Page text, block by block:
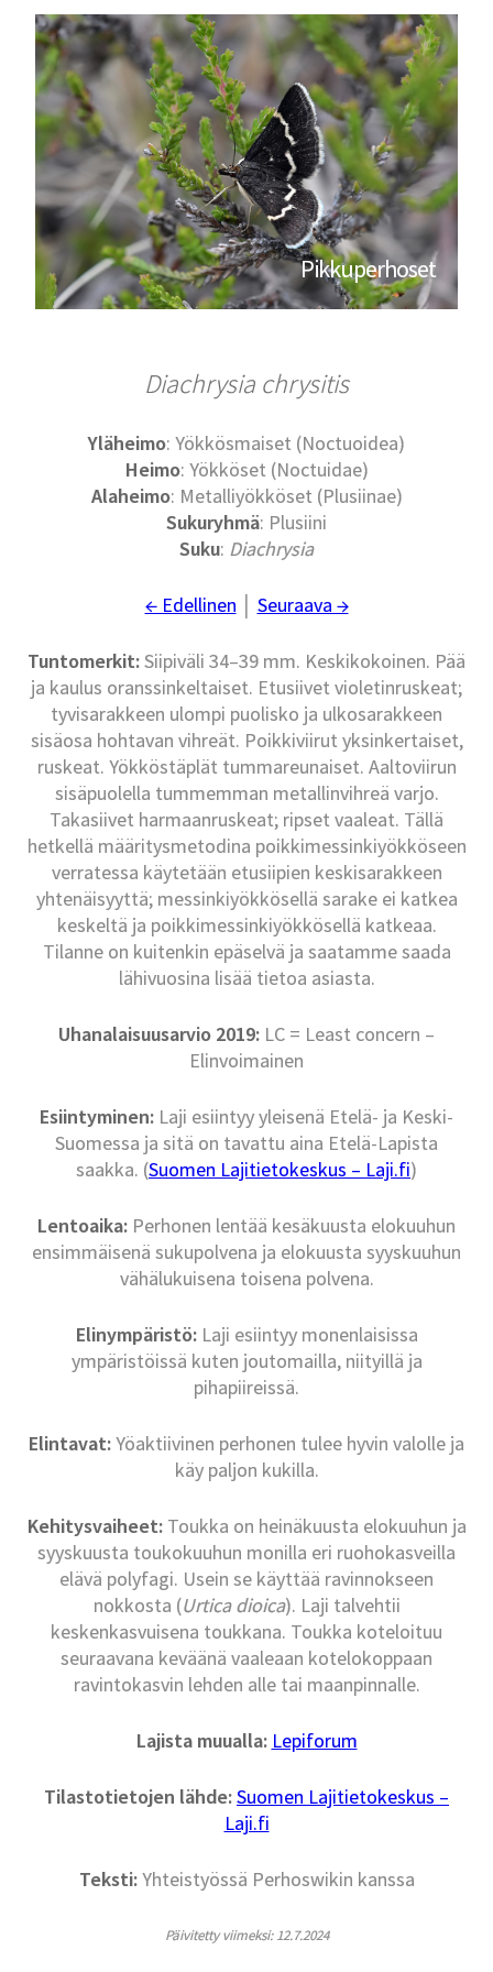
Pikkuperhoset
Diachrysia chrysitis
Yläheimo: Yökkösmaiset (Noctuoidea)
Heimo: Yökköset (Noctuidae)
Alaheimo: Metalliyökköset (Plusiinae)
Sukuryhmä: Plusiini
Suku: Diachrysia
← Edellinen Seuraava →
Tuntomerkit:Siipiväli 34–39 mm. Keskikokoinen. Pää
ja kaulus oranssinkeltaiset. Etusiivet violetinruskeat;
tyvisarakkeen ulompi puolisko ja ulkosarakkeen
sisäosa hohtavan vihreät. Poikkiviirut yksinkertaiset,
ruskeat. Yökköstäplät tummareunaiset. Aaltoviirun
sisäpuolella tummemman metallinvihreä varjo.
Takasiivet harmaanruskeat; ripset vaaleat. Tällä
hetkellä määritysmetodina poikkimessinkiyökköseen
verratessa käytetään etusiipien keskisarakkeen
yhtenäisyyttä; messinkiyökkösellä sarake ei katkea
keskeltä ja poikkimessinkiyökkösellä katkeaa.
Tilanne on kuitenkin epäselvä ja saatamme saada
lähivuosina lisää tietoa asiasta.
Uhanalaisuusarvio 2019: LC = Least concern –
Elinvoimainen
Esiintyminen: Laji esiintyy yleisenä Etelä- ja Keski-
Suomessa ja sitä on tavattu aina Etelä-Lapista
saakka. (Suomen Lajitietokeskus – Laji.fi)
Lentoaika: Perhonen lentää kesäkuusta elokuuhun
ensimmäisenä sukupolvena ja elokuusta syyskuuhun
vähälukuisena toisena polvena.
Elinympäristö:Laji esiintyy monenlaisissa
ympäristöissä kuten joutomailla, niityillä ja
pihapiireissä.
Elintavat:Yöaktiivinen perhonen tulee hyvin valolle ja
käy paljon kukilla.
Kehitysvaiheet:Toukka on heinäkuusta elokuuhun ja
syyskuusta toukokuuhun monilla eri ruohokasveilla
elävä polyfagi. Usein se käyttää ravinnokseen
nokkosta (Urtica dioica). Laji talvehtii
keskenkasvuisena toukkana. Toukka koteloituu
seuraavana keväänä vaaleaan kotelokoppaan
ravintokasvin lehden alle tai maanpinnalle.
Lajista muualla: Lepiforum
Tilastotietojen lähde:Suomen Lajitietokeskus –
Laji.fi
Teksti:Yhteistyössä Perhoswikin kanssa
Päivitetty viimeksi: 12.7.2024